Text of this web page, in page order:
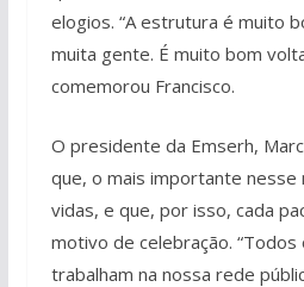
elogios. “A estrutura é muito
muita gente. É muito bom
comemorou Francisco.
O presidente da Emserh,
que, o mais importante nesse
vidas, e que, por isso, cada
motivo de celebração.
trabalham na nossa rede